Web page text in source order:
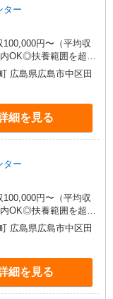
ター
円〜（平均収
選べるお仕事です ≪
1］週5日間 9：00〜
週4日間 9：00〜15：
と収入補償で、初め
収10万円（3ヶ月間、
間：3か月
広島県広島市中区田
細を見る
ター
円〜（平均収
選べるお仕事です ≪
1］週5日間 9：00〜
週4日間 9：00〜15：
と収入補償で、初め
収10万円（3ヶ月間、
間：3か月
広島県広島市中区田
細を見る